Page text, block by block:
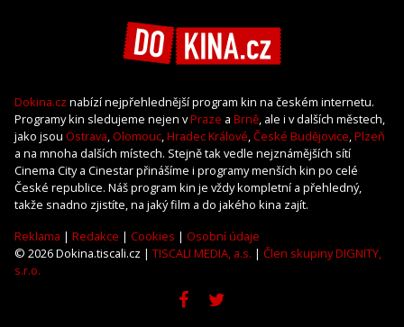
Dokina.cz nabízí nejpřehlednější program kin na českém internetu.
Programy kin sledujeme nejen vPraze a Brně, ale i v dalších městech,
jako jsou Ostrava, Olomouc,Hradec Králové,České Budějovice,Plzeň
a na mnoha dalších místech. Stejně tak vedle nejznámějších sítí
Cinema City a Cinestar přinášíme i programy menších kin po celé
České republice. Náš program kin je vždy kompletní a přehledný,
takže snadno zjistíte, na jaký film a do jakého kina zajít.
Reklama | Redakce | Cookies | Osobní údaje
© 2026 Dokina.tiscali.cz | TISCALI MEDIA, a.s. | Člen skupiny DIGNITY,
s.r.o.